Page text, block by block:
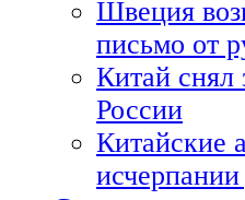
Швеция
письмо от
Китай снял
России
Китайские